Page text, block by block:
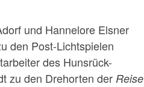
und Hannelore Elsner
den Post-Lichtspielen
des Hunsrück-
zu den Drehorten der Reise